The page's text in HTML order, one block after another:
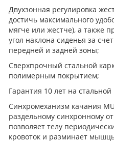
Двухзонная регулировка
достичь максимального
мягче или жестче), а также
угол наклона сиденья за
передней и задней зоны;
Сверхпрочный стальной
полимерным покрытием;
Гарантия 10 лет на стальной
Синхромеханизм качания
раздельному синхронному
позволяет телу
кровоток и разминает